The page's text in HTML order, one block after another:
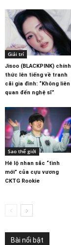
Giải trí
Jisoo (BLACKPINK) chính
thức lên tiếng về tranh
cãi gia đình: “Không liên
quan đến nghệ sĩ”
Sao thế giới
Hé lộ nhan sắc “tình
mới” của cựu vương
CKTG Rookie
Bài nổi bật